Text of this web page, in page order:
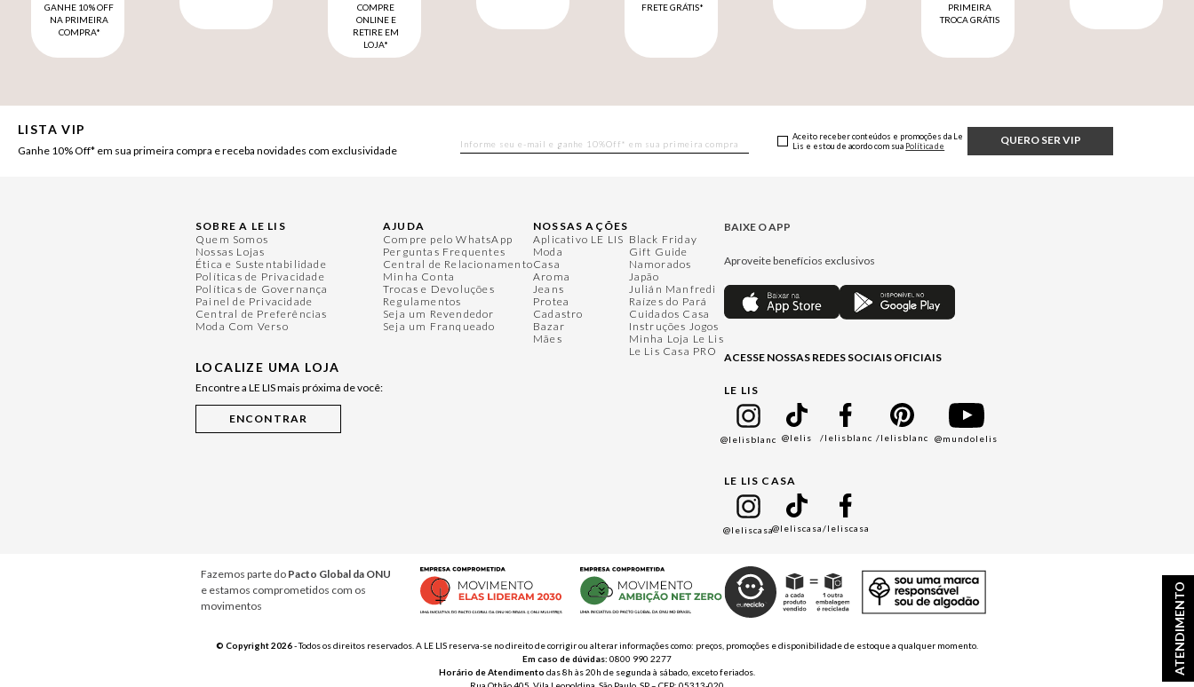
ATENDIMENTO
GANHE 10% OFF
NA PRIMEIRA
COMPRA*
COMPRE
ONLINE E
RETIRE EM
LOJA*
FRETE GRÁTIS*
PRIMEIRA
TROCA GRÁTIS
LISTA VIP
Ganhe 10% Off* em sua primeira compra e receba novidades com exclusividade
QUERO SER VIP
Aceito receber conteúdos e promoções da Le
Lis e estou de acordo com sua Política de
SOBRE A LE LIS
Quem Somos
Nossas Lojas
Ética e Sustentabilidade
Políticas de Privacidade
Políticas de Governança
Painel de Privacidade
Central de Preferências
Moda Com Verso
LOCALIZE UMA LOJA
Encontre a LE LIS mais próxima de você:
AJUDA
Compre pelo WhatsApp
Perguntas Frequentes
Central de Relacionamento
Minha Conta
Trocas e Devoluções
Regulamentos
Seja um Revendedor
Seja um Franqueado
NOSSAS AÇÕES
Aplicativo LE LIS
Moda
Casa
Aroma
Jeans
Protea
Cadastro
Bazar
Mães
Black Friday
Gift Guide
Namorados
Japão
Julián Manfredi
Raízes do Pará
Cuidados Casa
Instruções Jogos
Minha Loja Le Lis
Le Lis Casa PRO
BAIXE O APP
Aproveite benefícios exclusivos
ACESSE NOSSAS REDES SOCIAIS OFICIAIS
LE LIS
@lelisblanc @lelis /lelisblanc /lelisblanc @mundolelis
LE LIS CASA
@leliscasa@leliscasa/leliscasa
Fazemos parte do Pacto Global da ONU
e estamos comprometidos com os
movimentos
© Copyright 2026- Todos os direitos reservados. A LE LIS reserva-se no direito de corrigir ou alterar informações como: preços, promoções e disponibilidade de estoque a qualquer momento.
Em caso de dúvidas: 0800 990 2277
Horário de Atendimento das 8h às 20h de segunda à sábado, exceto feriados.